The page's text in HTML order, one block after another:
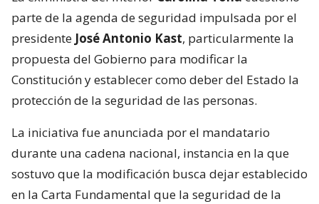
parte de la agenda de seguridad impulsada por el
presidente José Antonio Kast, particularmente la
propuesta del Gobierno para modificar la
Constitución y establecer como deber del Estado la
protección de la seguridad de las personas.
La iniciativa fue anunciada por el mandatario
durante una cadena nacional, instancia en la que
sostuvo que la modificación busca dejar establecido
en la Carta Fundamental que la seguridad de la